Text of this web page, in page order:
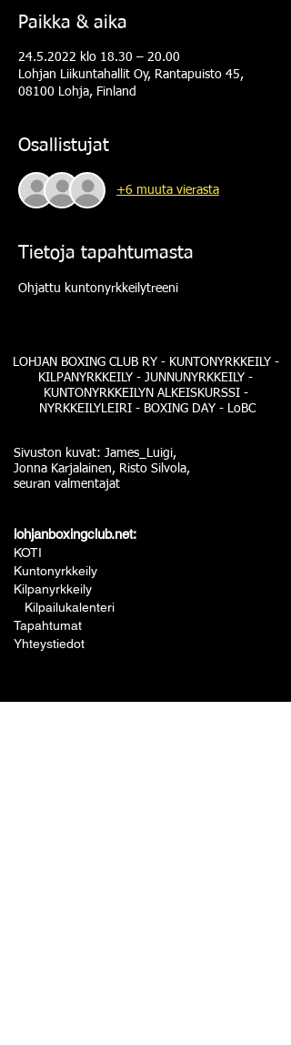
Paikka & aika
24.5.2022 klo 18.30 – 20.00
Lohjan Liikuntahallit Oy, Rantapuisto 45,
08100 Lohja, Finland
Osallistujat
+6 muuta vierasta
Tietoja tapahtumasta
Ohjattu kuntonyrkkeilytreeni
LOHJAN BOXING CLUB RY - KUNTONYRKKEILY -
KILPANYRKKEILY - JUNNUNYRKKEILY -
KUNTONYRKKEILYN ALKEISKURSSI -
NYRKKEILYLEIRI - BOXING DAY - LoBC
Sivuston kuvat: James_Luigi,
Jonna Karjalainen, Risto Silvola,
seuran valmentajat
lohjanboxingclub.net:
KOTI
Kuntonyrkkeily
Kilpanyrkkeily
Kilpailukalenteri
Tapahtumat
Yhteystiedot